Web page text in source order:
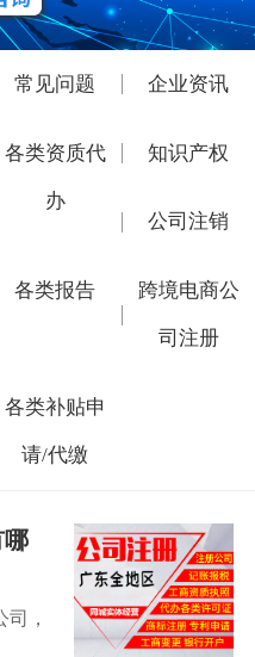
常见问题 企业资讯
各类资质代
办
知识产权
公司注销
各类报告 跨境电商公
司注册
各类补贴申
请/代缴
哪
，